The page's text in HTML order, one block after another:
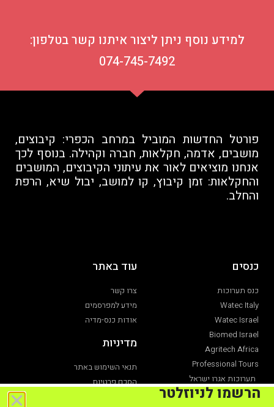
למידע נוסף ניתן ליצור איתנו קשר בטלפון:
074-745-7492
פורטל החדשות המוביל במרחב הכפרי: קיבוצים,
מושבים, אדמה, חקלאות, חברה וקהילה. בנוסף לכך
אנחנו מוציאים לאור את עיתוני הקיבוצים, המושבים
והחקלאות: זמן קיבוץ, קו למושב, יבול שיא, הרפת
והחלב.
כנסים
כנס תערוכות
Watec Italy
Watec Israel
Biomed Israel
Agritech Africa
Professional Tours
תערוכות אגרו ישראל
תערוכת חקלאות
עוד באתר
צרו קשר
מידע למפרסמים
אודות כנס-מדיה
מדיניות
תנאי השימוש באתר
הסכם פרטיות
הרשמו לניוזלטר